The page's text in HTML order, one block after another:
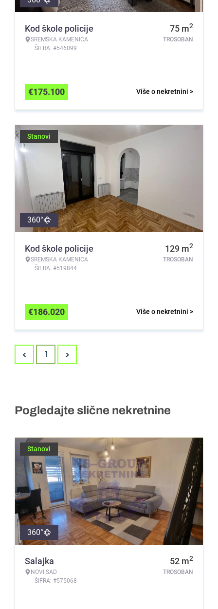
Kod škole policije
SREMSKA KAMENICA
ŠIFRA: #546099
75 m2
TROSOBAN
Više o nekretnini >
€175.100
Stanovi
360°
Kod škole policije
SREMSKA KAMENICA
ŠIFRA: #519844
129 m2
TROSOBAN
Više o nekretnini >
€186.020
< 1 >
Pogledajte slične nekretnine
Stanovi
360°
Salajka
NOVI SAD
ŠIFRA: #575068
52 m2
TROSOBAN